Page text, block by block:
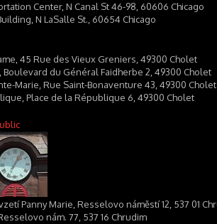
Center, N Canal St 46-98, 60606 Chicago
N LaSalle St., 60654 Chicago
45 Rue des Vieux Greniers, 49300 Cholet
Boulevard du Général Faidherbe 2, 49300 Cholet
Marie, Rue Saint-Bonaventure 43, 49300 Cholet
Place de la République 6, 49300 Cholet
Panny Marie, Resselovo náměstí 12, 537 01
nám. 77, 537 16 Chrudim